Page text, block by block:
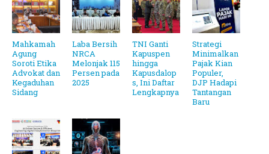
Mahkamah
Agung
Soroti Etika
Advokat dan
Kegaduhan
Sidang
Laba Bersih
NRCA
Melonjak 115
Persen pada
2025
TNI Ganti
Kapuspen
hingga
Kapusdalop
s, Ini Daftar
Lengkapnya
Strategi
Minimalkan
Pajak Kian
Populer,
DJP Hadapi
Tantangan
Baru